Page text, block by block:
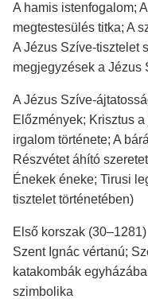
A hamis istenfogalom;
megtestesülés titka; A
A Jézus Szíve-tisztelet
megjegyzések a Jézus
A Jézus Szíve-
Előzmények; Krisztus
irgalom története; A
Részvétet áhító
Énekek éneke; Tirusi
tisztelet történetében)
Első korszak (30–1281)
Szent Ignác vértanú;
katakombák
szimbolika